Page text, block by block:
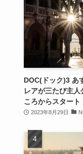
DOC(ドック)3 あ
レアが三たび主
ころからスタート
2023年8月29日